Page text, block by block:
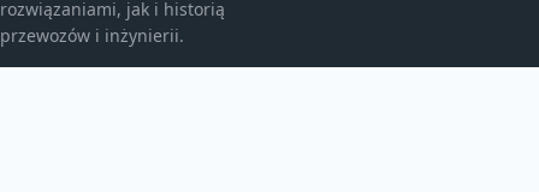
rozwiązaniami, jak i historią
przewozów i inżynierii.